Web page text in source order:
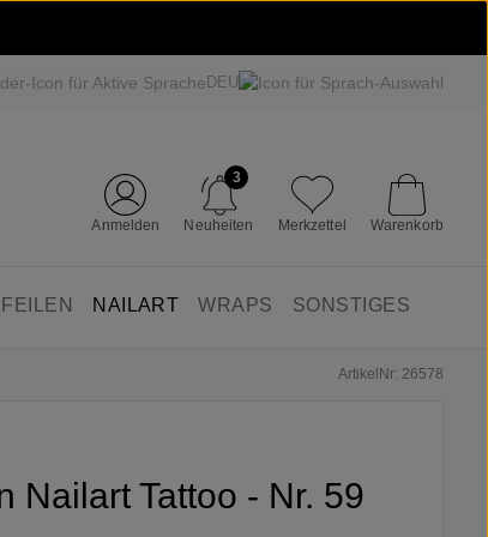
DEU
Anmelden Neuheiten
3
Merkzettel Warenkorb
FEILEN NAILART WRAPS SONSTIGES
ArtikelNr: 26578
Nailart Tattoo - Nr. 59